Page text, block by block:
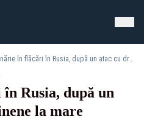
Rafinărie în flăcări în Rusia, după un atac cu drone ucrainene la mare distanță de front
Rusia, după un
la mare